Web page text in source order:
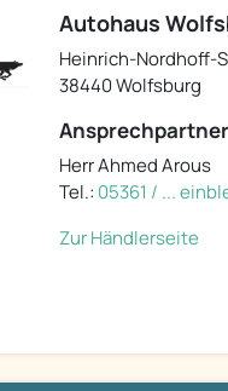
Autohaus
Heinrich-Nordhoff-
38440 Wolfsburg
Ansprechpartner
Herr Ahmed Arous
Tel.: 05361 / ...
Zur Händlerseite